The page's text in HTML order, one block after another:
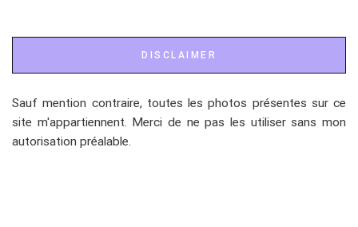
DISCLAIMER
Sauf mention contraire, toutes les photos présentes sur ce
site m'appartiennent. Merci de ne pas les utiliser sans mon
autorisation préalable.